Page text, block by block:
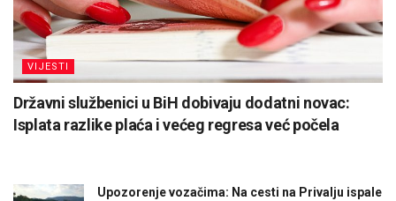
VIJESTI
Državni službenici u BiH dobivaju dodatni novac:
Isplata razlike plaća i većeg regresa već počela
Upozorenje vozačima: Na cesti na Privalju ispale